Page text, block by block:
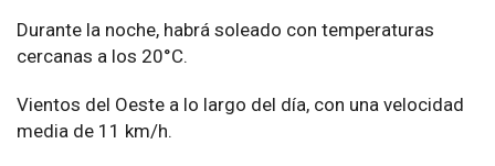
Durante la noche, habrá soleado con temperaturas
cercanas a los 20°C.
Vientos del Oeste a lo largo del día, con una velocidad
media de 11 km/h.